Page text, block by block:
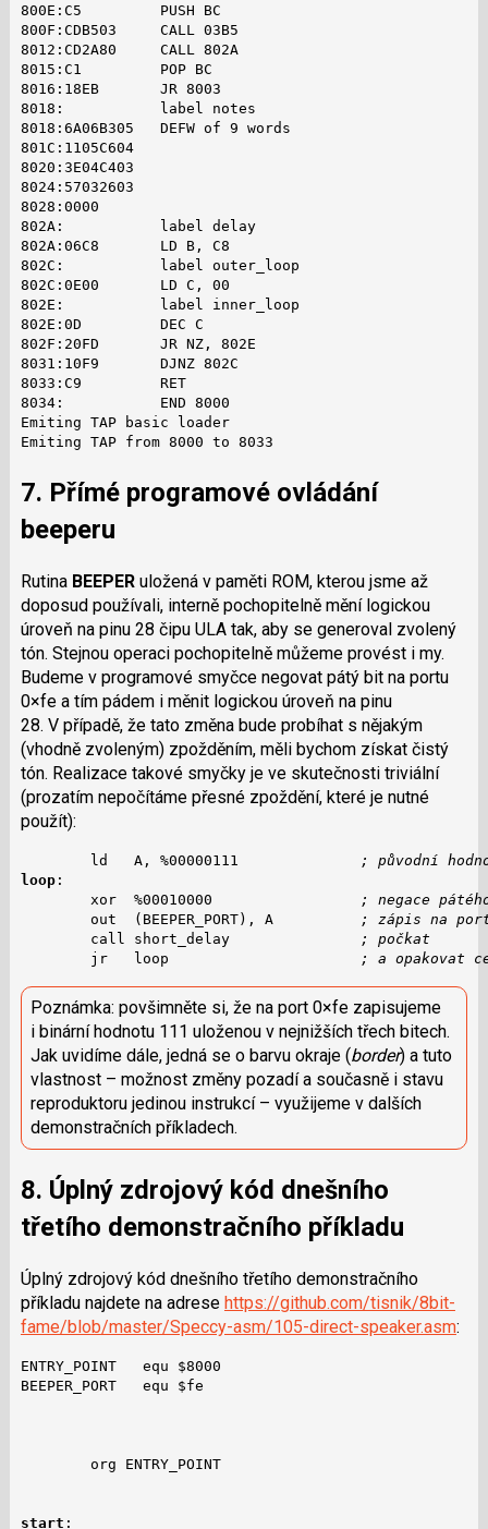
800E:C5         PUSH BC
800F:CDB503     CALL 03B5
8012:CD2A80     CALL 802A
8015:C1         POP BC
8016:18EB       JR 8003
8018:           label notes
8018:6A06B305   DEFW of 9 words
801C:1105C604
8020:3E04C403
8024:57032603
8028:0000
802A:           label delay
802A:06C8       LD B, C8
802C:           label outer_loop
802C:0E00       LD C, 00
802E:           label inner_loop
802E:0D         DEC C
802F:20FD       JR NZ, 802E
8031:10F9       DJNZ 802C
8033:C9         RET
8034:           END 8000
Emiting TAP basic loader
Emiting TAP from 8000 to 8033
7. Přímé programové ovládání
beeperu
Rutina BEEPERuložená v paměti ROM, kterou jsme až
doposud používali, interně pochopitelně mění logickou
úroveň na pinu 28 čipu ULA tak, aby se generoval zvolený
tón. Stejnou operaci pochopitelně můžeme provést i my.
Budeme v programové smyčce negovat pátý bit na portu
0×fe a tím pádem i měnit logickou úroveň na pinu
28. V případě, že tato změna bude probíhat s nějakým
(vhodně zvoleným) zpožděním, měli bychom získat čistý
tón. Realizace takové smyčky je ve skutečnosti triviální
(prozatím nepočítáme přesné zpoždění, které je nutné
použít):
        ld   A, %00000111
; původní
loop:
        xor  %00010000
; negace
        out  (BEEPER_PORT), A
; zápis na
        call short_delay
; počkat
        jr   loop
; a opakovat
Poznámka: povšimněte si, že na port 0×fe zapisujeme
i binární hodnotu 111 uloženou v nejnižších třech bitech.
Jak uvidíme dále, jedná se o barvu okraje (border) a tuto
vlastnost – možnost změny pozadí a současně i stavu
reproduktoru jedinou instrukcí – využijeme v dalších
demonstračních příkladech.
8. Úplný zdrojový kód dnešního
třetího demonstračního příkladu
Úplný zdrojový kód dnešního třetího demonstračního
příkladu najdete na adrese https://github.com/tisnik/8bit-
fame/blob/master/Speccy-asm/105-direct-speaker.asm:
ENTRY_POINT   equ $8000
BEEPER_PORT   equ $fe
        org ENTRY_POINT
start :